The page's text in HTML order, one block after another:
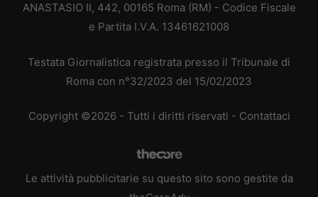
ANASTASIO II, 442, 00165 Roma (RM) - Codice Fiscale
e Partita I.V.A. 13461621008
Testata Giornalistica registrata presso il Tribunale di
Roma con n°32/2023 del 15/02/2023
Copyright ©2026 - Tutti i diritti riservati - Contattaci
Le attività pubblicitarie su questo sito sono gestite da